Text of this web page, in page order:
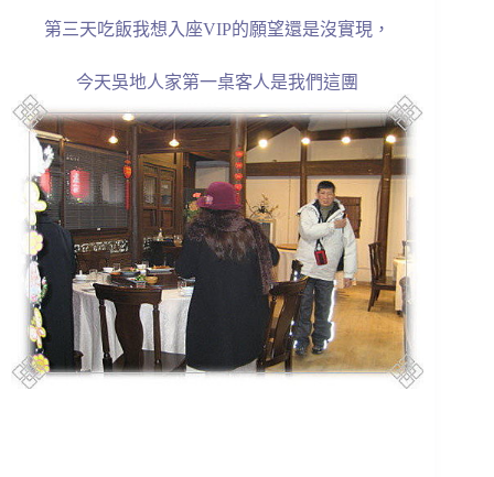
第三天吃飯我想入座VIP的願望還是沒實現，
今天吳地人家第一桌客人是我們這團